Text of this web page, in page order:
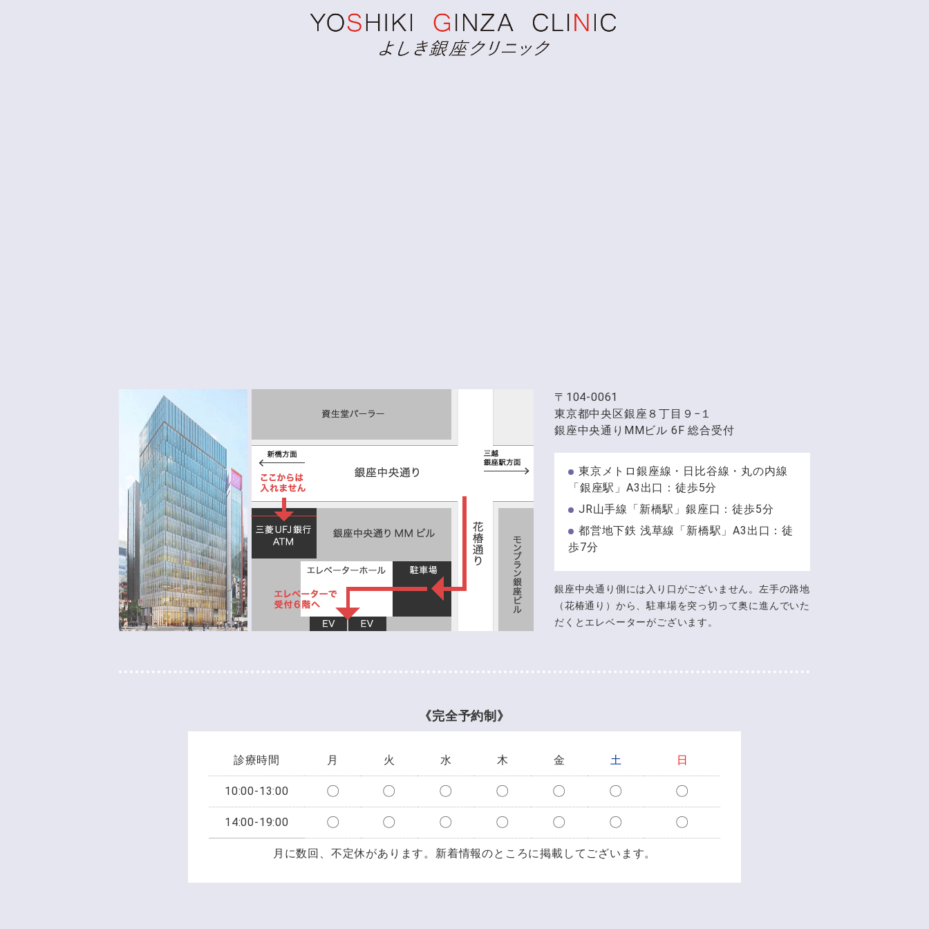
〒104-0061
東京都中央区銀座８丁目９−１
銀座中央通りMMビル 6F 総合受付
東京メトロ銀座線・日比谷線・丸の内線
「銀座駅」A3出口：徒歩5分
JR山手線「新橋駅」銀座口：徒歩5分
都営地下鉄 浅草線「新橋駅」A3出口：徒
歩7分
銀座中央通り側には入り口がございません。左手の路地
（花椿通り）から、駐車場を突っ切って奥に進んでいた
だくとエレベーターがございます。
《完全予約制》
診療時間 月 火 水 木 金 土 日
10:00-13:00 〇 〇 〇 〇 〇 〇 〇
14:00-19:00 〇 〇 〇 〇 〇 〇 〇
月に数回、不定休があります。 新着情報のところに掲載してございます。